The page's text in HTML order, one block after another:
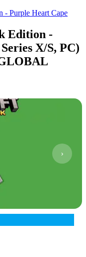
- Purple Heart Cape
Edition -
X/S, PC)